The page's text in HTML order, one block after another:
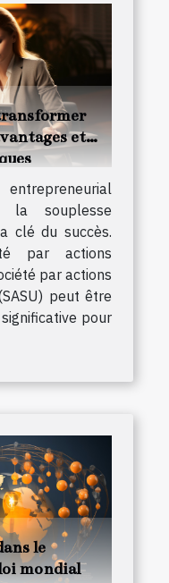
et
la souplesse
clé du succès.
par actions
par actions
peut être
pour
le
mondial